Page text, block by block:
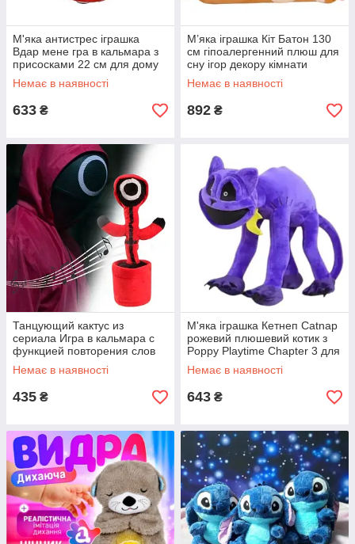
М'яка антистрес іграшка
Вдар мене гра в кальмара з
присосками 22 см для дому
та роботи з звуковими
ефектами
Немає в наявності
633 ₴
М’яка іграшка Кіт Батон 130
см гіпоалергенний плюш для
сну ігор декору кімнати
коричневий сірий рожевий
Немає в наявності
892 ₴
Танцующий кактус из
сериала Игра в кальмара с
функцией повторения слов
мягкий безопасный для
детей светящийся игрушка
Немає в наявності
435 ₴
М'яка іграшка Кетнеп Catnap
рожевий плюшевий котик з
Poppy Playtime Chapter 3 для
дітей і колекціонерів
Немає в наявності
643 ₴